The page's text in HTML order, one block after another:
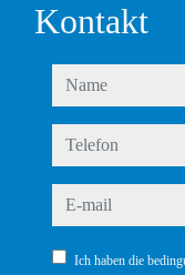
Kontakt
name
telefon
e-mail
Ich haben die